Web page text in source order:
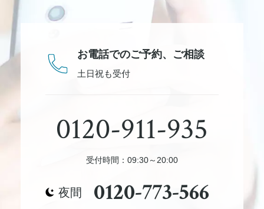
お電話でのご予約、 ご相談
土日祝も受付
0120-911-935
受付時間：09:30～20:00
夜間 0120-773-566